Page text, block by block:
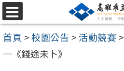
跳
至
主
要
選
單
首頁 >校園公告 > 活動競賽 >
─《錢途未卜》